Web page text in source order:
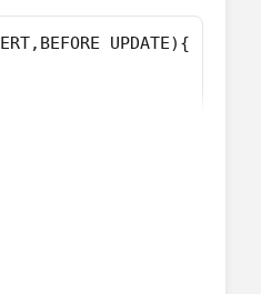
own' || opp.StageName ==
UPDATE){
== 'CLOSED_WON' ||